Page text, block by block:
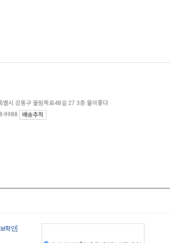
별시 강동구 올림픽로48길 27 3층 물이좋다
9988
배송추적
확인]